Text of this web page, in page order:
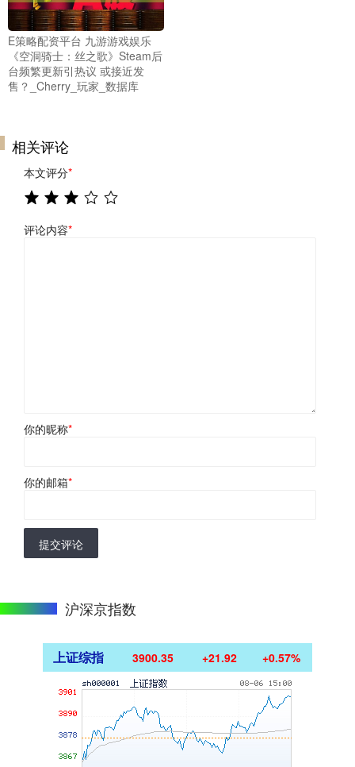
E策略配资平台 九游游戏娱乐
《空洞骑士：丝之歌》Steam后
台频繁更新引热议 或接近发
售？_Cherry_玩家_数据库
相关评论
本文评分*
评论内容*
你的昵称*
你的邮箱*
提交评论
沪深京指数
上证综指 3900.35 +21.92 +0.57%